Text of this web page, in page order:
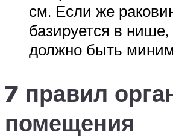
см. Если же
базируется в
должно быть
7 правил
помещения